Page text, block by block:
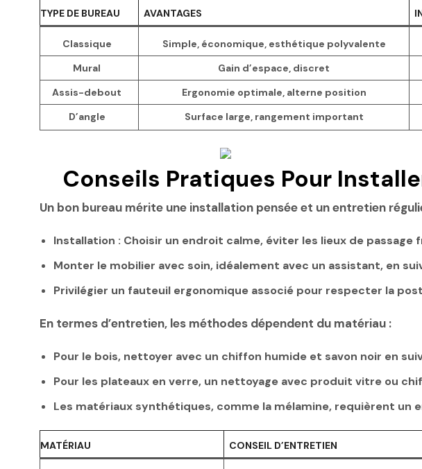
TYPE DE BUREAU AVANTAGES
Classique Simple, économique, esthétique polyvalente
Mural
Gain d’espace, discret
Assis-debout
Ergonomie optimale, alterne position
D’angle
Surface large, rangement important
Conseils Pratiques Pour
Un bon bureau mérite une installation pensée et un entretien
Installation : Choisir un endroit calme, éviter les lieux de
Monter le mobilier avec soin, idéalement avec un assistant, en
Privilégier un fauteuil ergonomique associé pour respecter la
En termes d’entretien, les méthodes dépendent du matériau :
Pour le bois, nettoyer avec un chiffon humide et savon noir en
Pour les plateaux en verre, un nettoyage avec produit vitre ou
Les matériaux synthétiques, comme la mélamine, requièrent
MATÉRIAU CONSEIL D’ENTRETIEN